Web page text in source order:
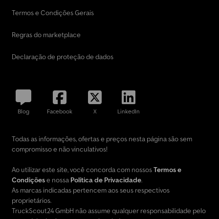
Termos e Condições Gerais
Regras do marketplace
Declaração de proteção de dados
Blog Facebook X LinkedIn
Todas as informações, ofertas e preços nesta página são sem
compromisso e não vinculativos!
Ao utilizar este site, você concorda com nossosTermos e
Condiçõese nossa Política de Privacidade.
As marcas indicadas pertencem aos seus respectivos
proprietários.
TruckScout24 GmbH não assume qualquer responsabilidade pelo